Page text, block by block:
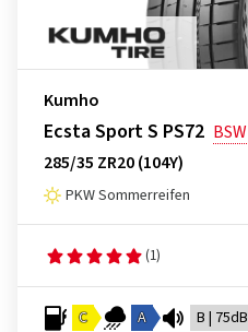
Kumho
Ecsta Sport S PS72 BSW
285/35 ZR20 (104Y)
PKW Sommerreifen
(1)
C A B | 75dB